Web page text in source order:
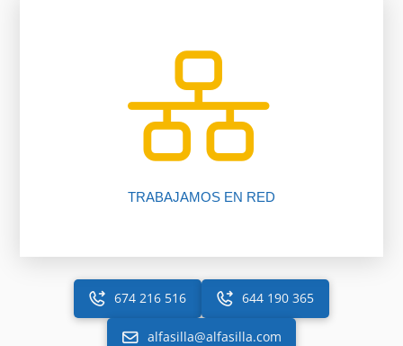
TRABAJAMOS EN RED
Más de 225 oficinas y más de 2050 asesores
trabajando para ti gracias a nuestro software
inmobiliario.
674 216 516 644 190 365
alfasilla@alfasilla.com